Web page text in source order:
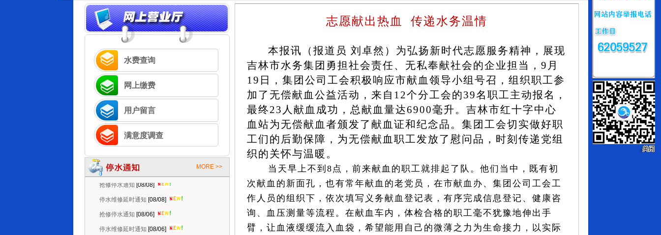
水费查询
网上缴费
用户留言
满意度调查
MORE >>
抢修停水通知[08/08]
停水维修延时通知
抢修停水通知
停水维修延时通知[08/06]
抢修停水通知[08/05]
计划停水通知 [08/05]
抢修停水通知[08/08]
志愿献出热血 传递水务温情
本报讯（报道员 刘卓然）为弘扬新时代志愿服务精神，展现
吉林市水务集团勇担社会责任、无私奉献社会的企业担当，9月
19日，集团公司工会积极响应市献血领导小组号召，组织职工参
加了无偿献血公益活动，来自12个分工会的39名职工主动报名，
最终23人献血成功，总献血量达6900毫升。吉林市红十字中心
血站为无偿献血者颁发了献血证和纪念品。集团工会切实做好职
工们的后勤保障，为无偿献血职工发放了慰问品，时刻传递党组
织的关怀与温暖。
当天早上不到8点，前来献血的职工就排起了队。他们当中，既有初
次献血的新面孔，也有常年献血的老党员，在市献血办、集团公司工会工
作人员的组织下，依次填写义务献血登记表，有序完成信息登记、健康咨
询、血压测量等流程。在献血车内，体检合格的职工毫不犹豫地伸出手
臂，让血液缓缓流入血袋，希望能用自己的微薄之力为生命接力，以实际